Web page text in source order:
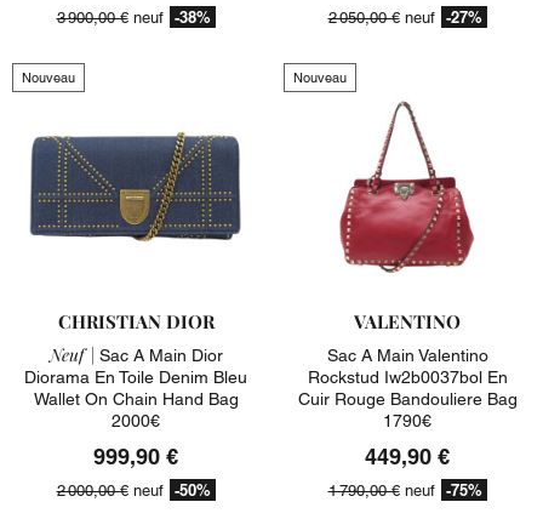
3 900,00 €neuf -38% 2 050,00 €neuf -27%
Nouveau
CHRISTIAN DIOR
Neuf | Sac A Main Dior
Diorama En Toile Denim Bleu
Wallet On Chain Hand Bag
2000€
999,90 €
2 000,00 €neuf -50%
Nouveau
VALENTINO
Sac A Main Valentino
Rockstud Iw2b0037bol En
Cuir Rouge Bandouliere Bag
1790€
449,90 €
1 790,00 €neuf -75%